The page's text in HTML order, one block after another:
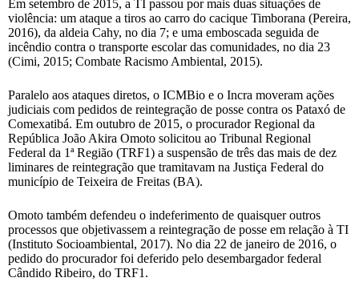
Em setembro de 2015, a TI passou por mais duas situações de
violência: um ataque a tiros ao carro do cacique Timborana (Pereira,
2016), da aldeia Cahy, no dia 7; e uma emboscada seguida de
incêndio contra o transporte escolar das comunidades, no dia 23
(Cimi, 2015; Combate Racismo Ambiental, 2015).
Paralelo aos ataques diretos, o ICMBio e o Incra moveram ações
judiciais com pedidos de reintegração de posse contra os Pataxó de
Comexatibá. Em outubro de 2015, o procurador Regional da
República João Akira Omoto solicitou ao Tribunal Regional
Federal da 1ª Região (TRF1) a suspensão de três das mais de dez
liminares de reintegração que tramitavam na Justiça Federal do
município de Teixeira de Freitas (BA).
Omoto também defendeu o indeferimento de quaisquer outros
processos que objetivassem a reintegração de posse em relação à TI
(Instituto Socioambiental, 2017). No dia 22 de janeiro de 2016, o
pedido do procurador foi deferido pelo desembargador federal
Cândido Ribeiro, do TRF1.